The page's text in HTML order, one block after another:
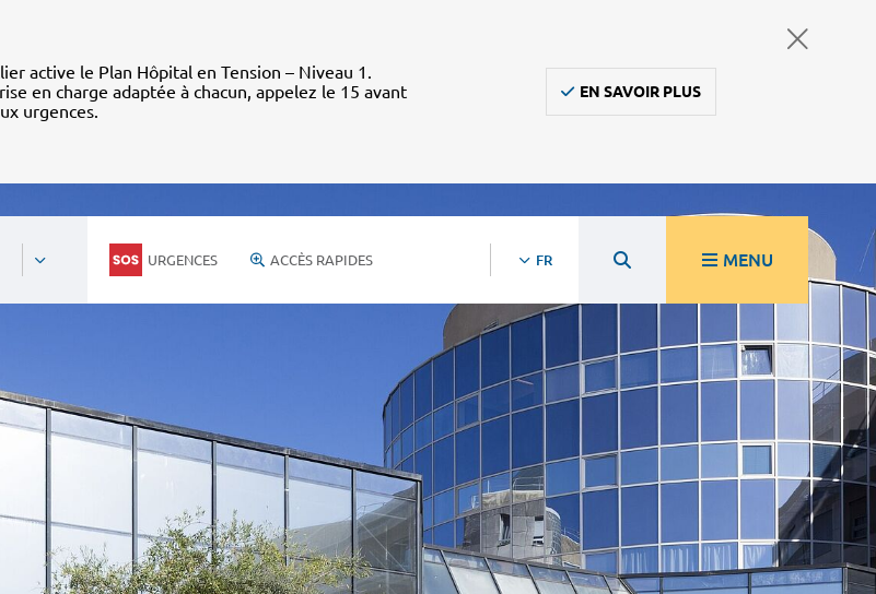
active le Plan Hôpital en Tension – Niveau 1.
en charge adaptée à chacun, appelez le 15 avant
urgences.
EN SAVOIR PLUS
URGENCES ACCÈS RAPIDES FR MENU